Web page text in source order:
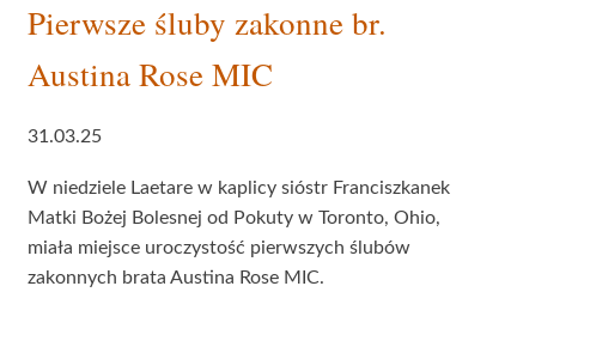
Pierwsze śluby zakonne br.
Austina Rose MIC
31.03.25
W niedziele Laetare w kaplicy sióstr Franciszkanek
Matki Bożej Bolesnej od Pokuty w Toronto, Ohio,
miała miejsce uroczystość pierwszych ślubów
zakonnych brata Austina Rose MIC.